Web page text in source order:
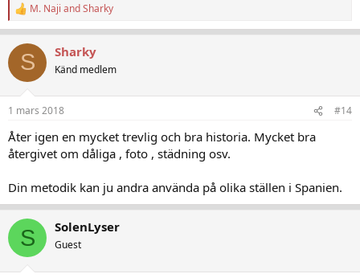
R
e
a
c
i
s
M. Naji andSharky
S Sharky
Känd medlem
1 mars 2018 #14
Åter igen en mycket trevlig och bra historia. Mycket bra
återgivet om dåliga , foto , städning osv.
Din metodik kan ju andra använda på olika ställen i Spanien.
S SolenLyser
Guest